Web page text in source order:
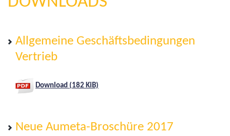
Allgemeine Geschäftsbedingungen
Vertrieb
Download (182 KiB)
Neue Aumeta-Broschüre 2017